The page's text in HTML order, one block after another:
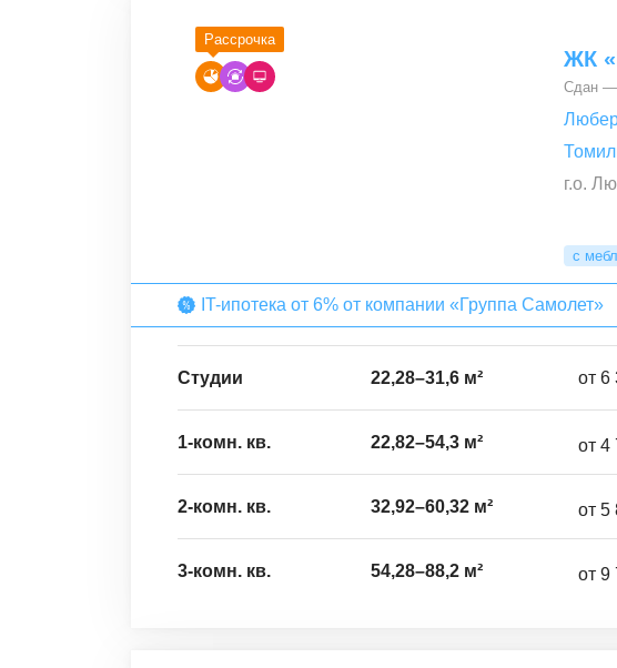
Рассрочка
ЖК
Сдан —
г.о.
с
IT-ипотека от 6% от компании «Группа Самолет»
Студии 22,28–31,6 м² от 6
1-комн. кв. 22,82–54,3 м² от 4
2-комн. кв. 32,92–60,32 м² от 5
3-комн. кв. 54,28–88,2 м² от 9